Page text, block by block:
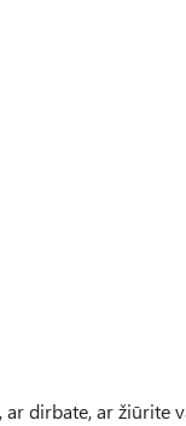
dirbate, ar žiūrite